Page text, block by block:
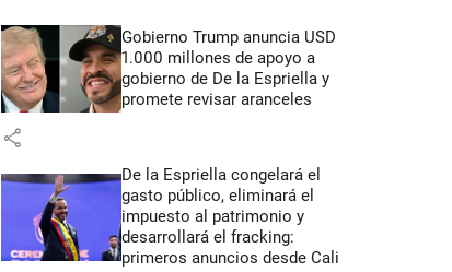
Gobierno Trump anuncia USD
1.000 millones de apoyo a
gobierno de De la Espriella y
promete revisar aranceles
share
De la Espriella congelará el
gasto público, eliminará el
impuesto al patrimonio y
desarrollará el fracking:
primeros anuncios desde Cali